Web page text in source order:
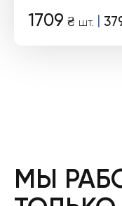
1709 ₴ шт. |
МЫ